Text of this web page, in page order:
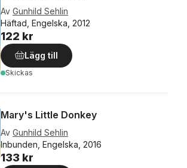
Av Gunhild Sehlin
Häftad, Engelska, 2012
122 kr
Lägg till
Skickas
Mary's Little Donkey
Av Gunhild Sehlin
Inbunden, Engelska, 2016
133 kr